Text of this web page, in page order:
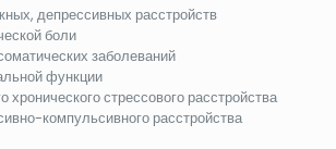
депрессивных расстройств
боли
заболеваний
функции
хронического стрессового расстройства
компульсивного расстройства